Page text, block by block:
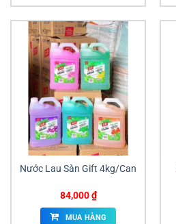
Nước Lau Sàn Gift 4kg/Can
84,000₫
MUA HÀNG